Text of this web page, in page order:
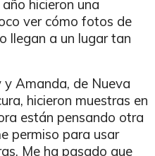
hicieron una
ver cómo fotos de
llegan a un lugar tan
Amanda, de Nueva
hicieron muestras en
están pensando otra
permiso para usar
Me ha pasado que